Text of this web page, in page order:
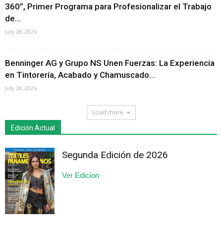
360”, Primer Programa para Profesionalizar el Trabajo
de...
July 28, 2026
Benninger AG y Grupo NS Unen Fuerzas: La Experiencia
en Tintorería, Acabado y Chamuscado...
July 28, 2026
Load more
Edición Actual
Segunda Edición de 2026
Ver Edicíon